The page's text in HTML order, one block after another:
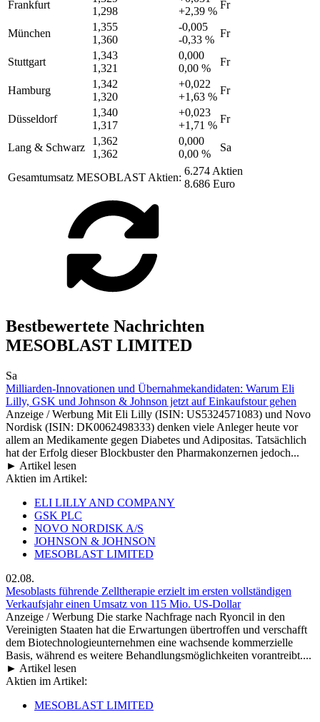
Frankfurt
1,298
+2,39 %
Fr
München
1,355
1,360
-0,005
-0,33 %
Fr
Stuttgart
1,343
1,321
0,000
0,00 %
Fr
Hamburg
1,342
1,320
+0,022
+1,63 %
Fr
Düsseldorf
1,340
1,317
+0,023
+1,71 %
Fr
Lang & Schwarz
1,362
1,362
0,000
0,00 %
Sa
Gesamtumsatz MESOBLAST Aktien:
6.274 Aktien
8.686 Euro
Bestbewertete Nachrichten
MESOBLAST LIMITED
Sa
Milliarden-Innovationen und Übernahmekandidaten: Warum Eli
Lilly, GSK und Johnson & Johnson jetzt auf Einkaufstour gehen
Anzeige / Werbung Mit Eli Lilly (ISIN: US5324571083) und Novo
Nordisk (ISIN: DK0062498333) denken viele Anleger heute vor
allem an Medikamente gegen Diabetes und Adipositas. Tatsächlich
hat der Erfolg dieser Blockbuster den Pharmakonzernen jedoch...
► Artikel lesen
Aktien im Artikel:
ELI LILLY AND COMPANY
GSK PLC
NOVO NORDISK A/S
JOHNSON & JOHNSON
MESOBLAST LIMITED
02.08.
Mesoblasts führende Zelltherapie erzielt im ersten vollständigen
Verkaufsjahr einen Umsatz von 115 Mio. US-Dollar
Anzeige / Werbung Die starke Nachfrage nach Ryoncil in den
Vereinigten Staaten hat die Erwartungen übertroffen und verschafft
dem Biotechnologieunternehmen eine wachsende kommerzielle
Basis, während es weitere Behandlungsmöglichkeiten vorantreibt....
► Artikel lesen
Aktien im Artikel:
MESOBLAST LIMITED